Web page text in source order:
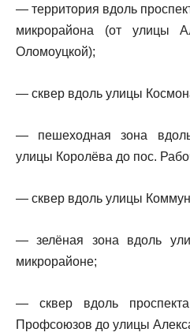
— территория вдоль
микрорайона (от улицы
Оломоуцкой);
— сквер вдоль улицы
— пешеходная зона
улицы Королёва до пос.
— сквер вдоль улицы
— зелёная зона вдоль
микрорайоне;
— сквер вдоль
Профсоюзов до улицы